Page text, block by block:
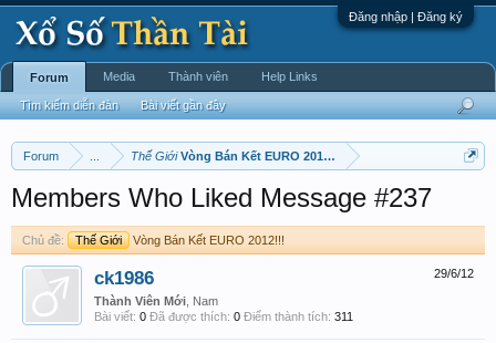
Đăng nhập | Đăng ký
Forum Thế GiớiVòng Bán Kết EURO 2012!!!
Members Who Liked Message #237
Chủ đề: Thế Giới Vòng Bán Kết EURO 2012!!!
29/6/12
ck1986
Thành Viên Mới , Nam
Bài viết: 0 Đã được thích: 0 Điểm thành tích: 311
Forum
Tìm kiếm diễn đàn Bài viết gần đây
Media Thành viên Help Links